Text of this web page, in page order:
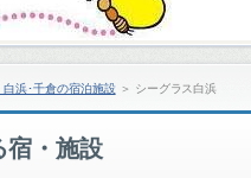
白浜･千倉の宿泊施設＞ シーグラス白浜
宿・施設